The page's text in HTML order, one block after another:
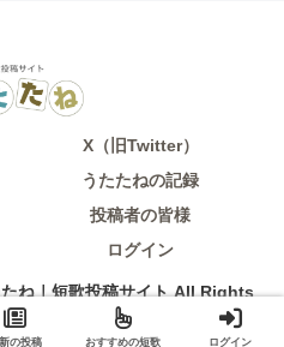
X（旧Twitter）
うたたねの記録
投稿者の皆様
ログイン
ね｜短歌投稿サイト All Rights
の投稿 おすすめの短歌 ログイン